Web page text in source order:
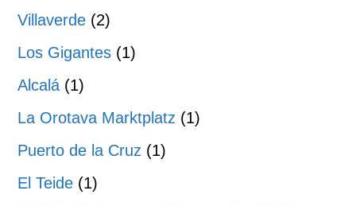
Villaverde (2)
Los Gigantes (1)
Alcalá (1)
La Orotava Marktplatz (1)
Puerto de la Cruz (1)
El Teide (1)